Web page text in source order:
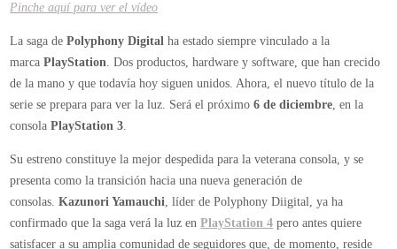
Pinche aquí para ver el vídeo
La saga dePolyphony Digitalha estado siempre vinculado a la
marcaPlayStation. Dos productos, hardware y software, que han crecido
de la mano y que todavía hoy siguen unidos. Ahora, el nuevo título de la
serie se prepara para ver la luz. Será el próximo6 de diciembre, en la
consolaPlayStation 3.
Su estreno constituye la mejor despedida para la veterana consola, y se
presenta como la transición hacia una nueva generación de
consolas.Kazunori Yamauchi, líder de Polyphony Diigital, ya ha
confirmado que la saga verá la luz enPlayStation 4 pero antes quiere
satisfacer a su amplia comunidad de seguidores que, de momento, reside